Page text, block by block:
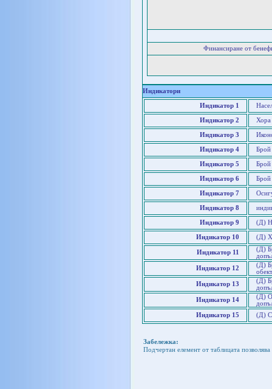
Финансиране от
Индикатори
Индикатор 1
Индикатор 2 Хора
Индикатор 3
Индикатор 4 Брой
Индикатор 5 Брой
Индикатор 6 Брой
Индикатор 7
Индикатор 8
Индикатор 9 (Д)
Индикатор 10 (Д)
Индикатор 11
(Д)
Индикатор 12
(Д)
обект
Индикатор 13
(Д)
Индикатор 14
(Д)
Индикатор 15
(Д)
Забележка:
Подчертан елемент от таблицата